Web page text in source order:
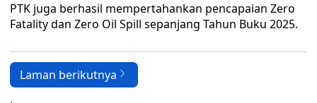
PTK juga berhasil mempertahankan pencapaian Zero
Fatality dan Zero Oil Spill sepanjang Tahun Buku 2025.
Laman berikutnya